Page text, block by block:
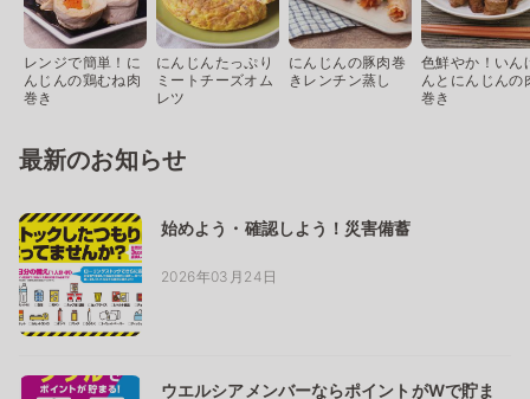
レンジで簡単！に
んじんの鶏むね肉
巻き
にんじんたっぷり
ミートチーズオム
レツ
にんじんの豚肉巻
きレンチン蒸し
色鮮やか！いん
んとにんじんの
巻き
最新のお知らせ
始めよう・確認しよう！災害備蓄
2026年03月24日
ウエルシアメンバーならポイントがWで貯ま